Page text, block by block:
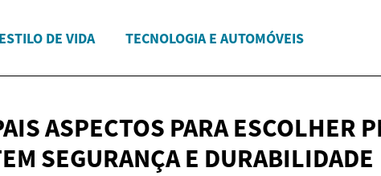
ESTILO DE VIDA TECNOLOGIA E AUTOMÓVEIS
ASPECTOS PARA ESCOLHER
SEGURANÇAE DURABILIDADE